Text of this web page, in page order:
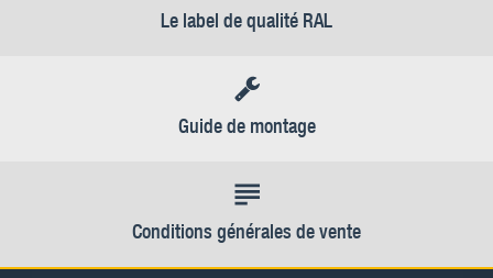
Le label de qualité RAL
Guide de montage
Conditions générales de vente